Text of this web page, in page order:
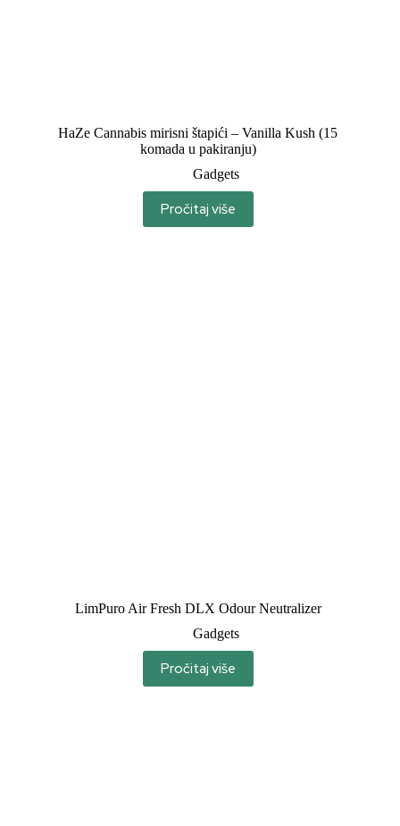
HaZe Cannabis mirisni štapići – Vanilla Kush (15
komada u pakiranju)
Gadgets
Pročitaj više
LimPuro Air Fresh DLX Odour Neutralizer
Gadgets
Pročitaj više